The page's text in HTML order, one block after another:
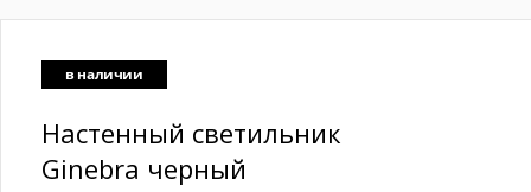
в наличии
Настенный светильник
Ginebra черный